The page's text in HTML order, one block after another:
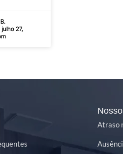
julho 27,
Atraso